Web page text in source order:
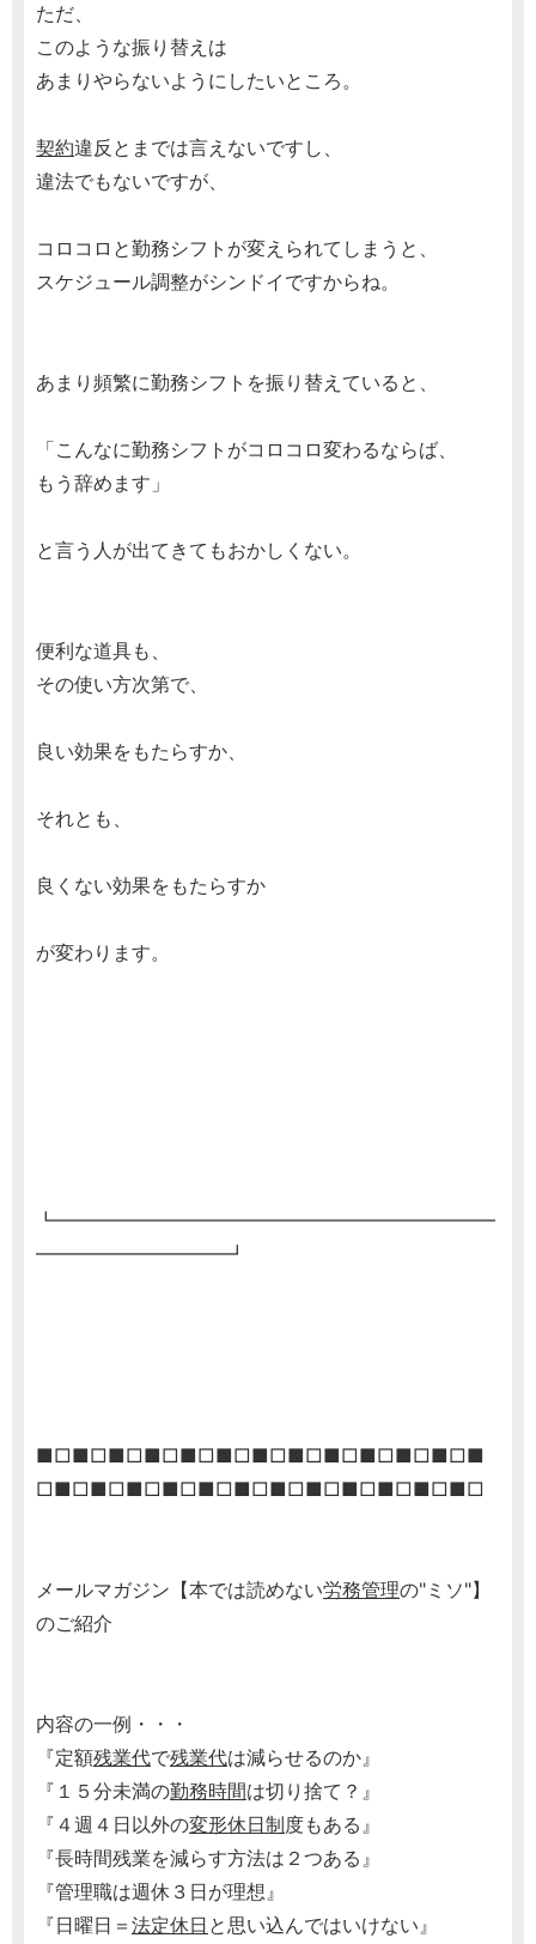
ただ、
このような振り替えは
あまりやらないようにしたいところ。
契約違反とまでは言えないですし、
違法でもないですが、
コロコロと勤務シフトが変えられてしまうと、
スケジュール調整がシンドイですからね。
あまり頻繁に勤務シフトを振り替えていると、
「こんなに勤務シフトがコロコロ変わるならば、
もう辞めます」
と言う人が出てきてもおかしくない。
便利な道具も、
その使い方次第で、
良い効果をもたらすか、
それとも、
良くない効果をもたらすか
が変わります。
┗━━━━━━━━━━━━━━━━━━━━━━━
━━━━━━━━━━┛
■□■□■□■□■□■□■□■□■□■□■□■□■
□■□■□■□■□■□■□■□■□■□■□■□■□
メールマガジン【本では読めない労務管理の"ミソ"】
のご紹介
内容の一例・・・
『定額残業代で残業代は減らせるのか』
『１５分未満の勤務時間は切り捨て？』
『４週４日以外の変形休日制度もある』
『長時間残業を減らす方法は２つある』
『管理職は週休３日が理想』
『日曜日＝ 法定休日 と思い込んではいけない』